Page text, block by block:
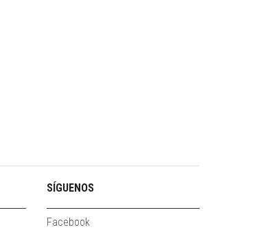
SÍGUENOS
Facebook